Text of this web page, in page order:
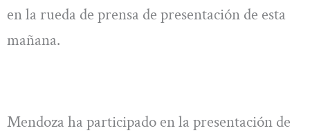
en la rueda de prensa de presentación de esta
mañana.
Mendoza ha participado en la presentación de